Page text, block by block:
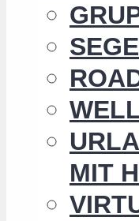
MIT